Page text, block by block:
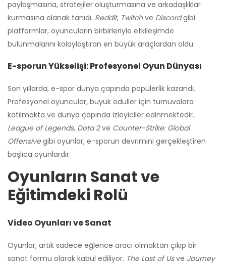
paylaşmasına, stratejiler oluşturmasına ve arkadaşlıklar
kurmasına olanak tanıdı. Reddit, Twitchve Discordgibi
platformlar, oyuncuların birbirleriyle etkileşimde
bulunmalarını kolaylaştıran en büyük araçlardan oldu.
E-sporun Yükselişi: Profesyonel Oyun Dünyası
Son yıllarda, e-spor dünya çapında popülerlik kazandı.
Profesyonel oyuncular, büyük ödüller için turnuvalara
katılmakta ve dünya çapında izleyiciler edinmektedir.
League of Legends, Dota 2ve Counter-Strike: Global
Offensivegibi oyunlar, e-sporun devrimini gerçekleştiren
başlıca oyunlardır.
Oyunların Sanat ve
Eğitimdeki Rolü
Video Oyunları ve Sanat
Oyunlar, artık sadece eğlence aracı olmaktan çıkıp bir
sanat formu olarak kabul ediliyor. The Last of Usve Journey